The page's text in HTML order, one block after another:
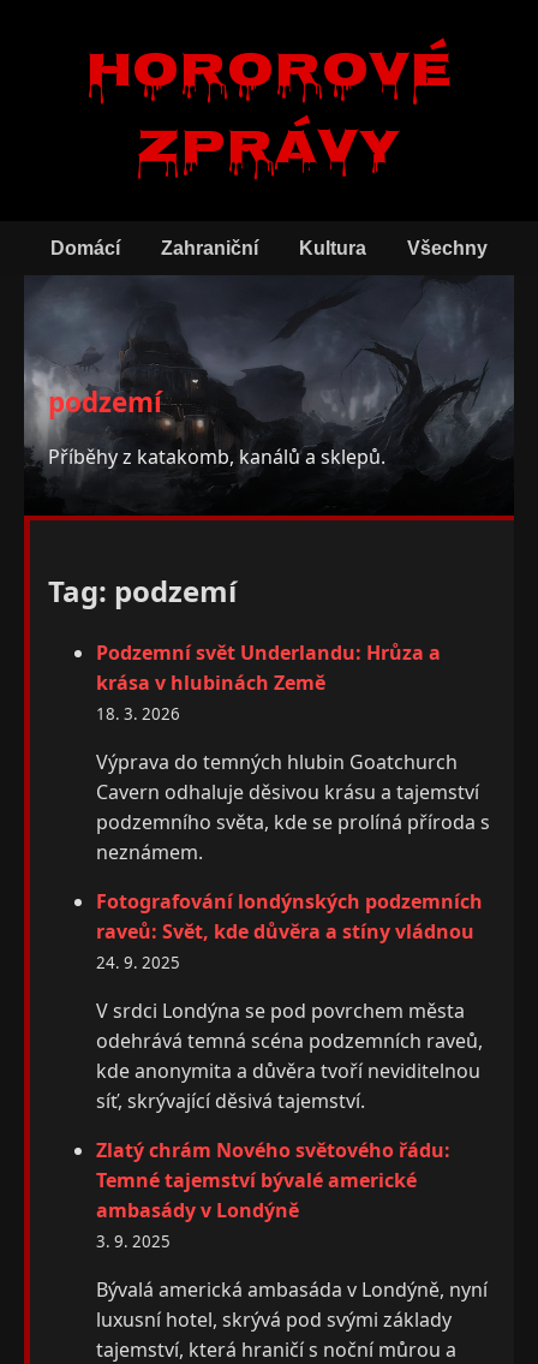
Hororové
zprávy
Domácí Zahraniční Kultura Všechny
podzemí
Příběhy z katakomb, kanálů a sklepů.
Tag: podzemí
Podzemní svět Underlandu: Hrůza a
krása v hlubinách Země
18. 3. 2026
Výprava do temných hlubin Goatchurch
Cavern odhaluje děsivou krásu a tajemství
podzemního světa, kde se prolíná příroda s
neznámem.
Fotografování londýnských podzemních
raveů: Svět, kde důvěra a stíny vládnou
24. 9. 2025
V srdci Londýna se pod povrchem města
odehrává temná scéna podzemních raveů,
kde anonymita a důvěra tvoří neviditelnou
síť, skrývající děsivá tajemství.
Zlatý chrám Nového světového řádu:
Temné tajemství bývalé americké
ambasády v Londýně
3. 9. 2025
Bývalá americká ambasáda v Londýně, nyní
luxusní hotel, skrývá pod svými základy
tajemství, která hraničí s noční můrou a